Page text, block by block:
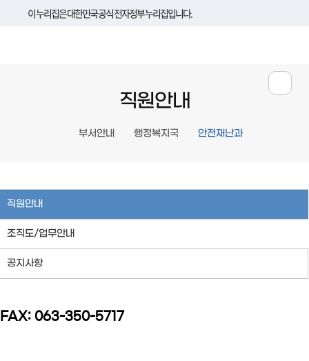
이 누리집은 대한민국 공식 전자정부 누리집입니다.
직원안내
부서안내 행정복지국 안전재난과
직원안내
조직도/업무안내
공지사항
FAX: 063-350-5717